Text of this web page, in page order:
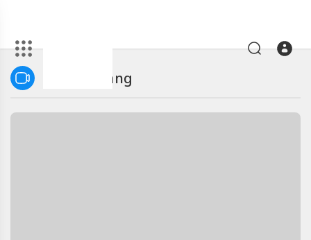
Artikel
Blog
&
Blog & Orang